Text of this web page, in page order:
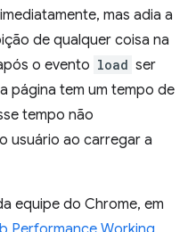
mas adia a
de qualquer coisa na
o evento load ser
página tem um tempo de
tempo não
usuário ao carregar a
equipe do Chrome, em